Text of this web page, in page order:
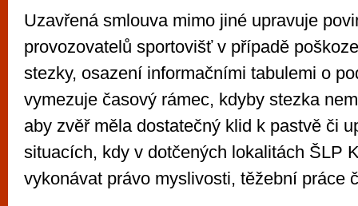
Uzavřená smlouva mimo jiné upravuje
provozovatelů sportovišť v případě
stezky, osazení informačními tabulemi o
vymezuje časový rámec, kdyby stezka
aby zvěř měla dostatečný klid k pastvě či
situacích, kdy v dotčených lokalitách ŠLP
vykonávat právo myslivosti, těžební práce